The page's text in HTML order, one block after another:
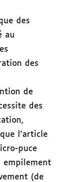
des
au
des
de
des
l’article
puce
empilement
(de